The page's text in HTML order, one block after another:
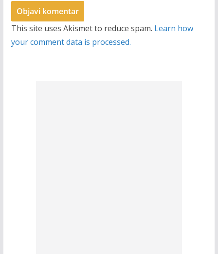
This site uses Akismet to reduce spam. Learn how
your comment data is processed.